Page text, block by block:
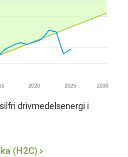
2020 2025 2030
drivmedelsenergi i
(H2C)